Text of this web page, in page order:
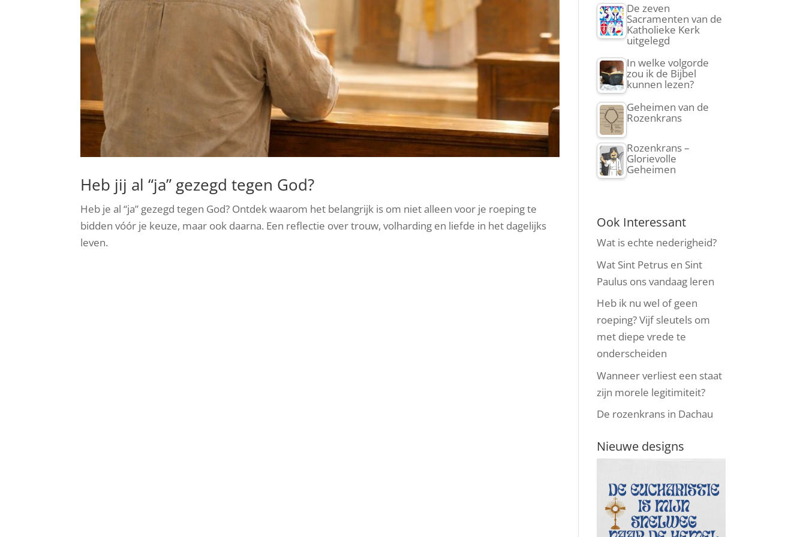
Heb jij al “ja” gezegd tegen God?
Heb je al “ja” gezegd tegen God? Ontdek waarom het belangrijk is om niet alleen voor je roeping te
bidden vóór je keuze, maar ook daarna. Een reflectie over trouw, volharding en liefde in het dagelijks
leven.
De zeven
Sacramenten van de
Katholieke Kerk
uitgelegd
In welke volgorde
zou ik de Bijbel
kunnen lezen?
Geheimen van de
Rozenkrans
Rozenkrans –
Glorievolle
Geheimen
Ook Interessant
Wat is echte nederigheid?
Wat Sint Petrus en Sint
Paulus ons vandaag leren
Heb ik nu wel of geen
roeping? Vijf sleutels om
met diepe vrede te
onderscheiden
Wanneer verliest een staat
zijn morele legitimiteit?
De rozenkrans in Dachau
Nieuwe designs